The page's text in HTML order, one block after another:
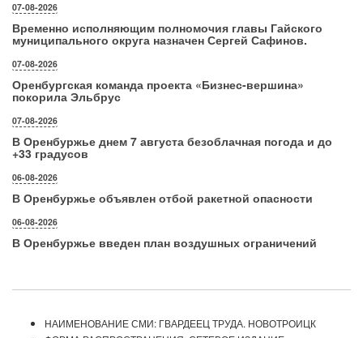
07-08-2026
Временно исполняющим полномочия главы Гайского
муниципального округа назначен Сергей Сафинов.
07-08-2026
Оренбургская команда проекта «Бизнес‑вершина»
покорила Эльбрус
07-08-2026
В Оренбуржье днем 7 августа безоблачная погода и до
+33 градусов
06-08-2026
В Оренбуржье объявлен отбой ракетной опасности
06-08-2026
В Оренбуржье введен план воздушных ограничений
НАИМЕНОВАНИЕ СМИ: ГВАРДЕЕЦ ТРУДА. НОВОТРОИЦК